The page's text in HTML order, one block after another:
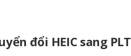
đổi HEIC sang PLT